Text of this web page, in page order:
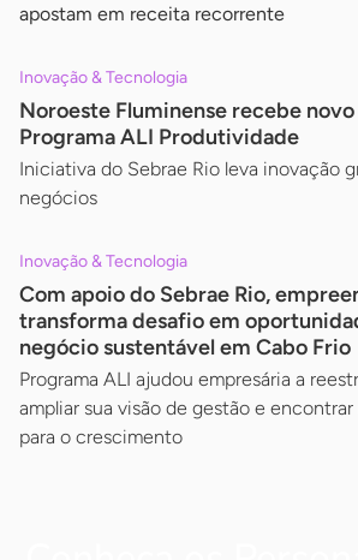
apostam em receita recorrente
Inovação & Tecnologia
Noroeste Fluminense recebe
Programa ALI Produtividade
Iniciativa do Sebrae Rio leva inovação
negócios
Inovação & Tecnologia
Com apoio do Sebrae Rio,
transforma desafio em
negócio sustentável em Cabo Frio
Programa ALI ajudou empresária a
ampliar sua visão de gestão e
para o crescimento